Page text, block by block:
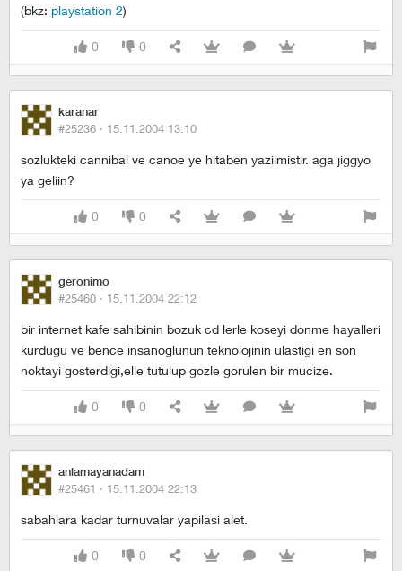
(bkz: playstation 2)
0 0
karanar
#25236 · 15.11.2004 13:10
sozlukteki cannibal ve canoe ye hitaben yazilmistir. aga jiggyo
ya geliin?
0 0
geronimo
#25460 · 15.11.2004 22:12
bir internet kafe sahibinin bozuk cd lerle koseyi donme hayalleri
kurdugu ve bence insanoglunun teknolojinin ulastigi en son
noktayi gosterdigi,elle tutulup gozle gorulen bir mucize.
0 0
anlamayanadam
#25461 · 15.11.2004 22:13
sabahlara kadar turnuvalar yapilasi alet.
0 0